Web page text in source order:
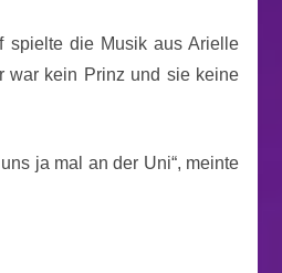
spielte die Musik aus Arielle
war kein Prinz und sie keine
ja mal an der Uni“, meinte